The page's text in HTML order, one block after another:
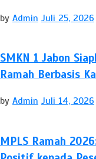
by Admin Juli 25, 2026
SMKN 1 Jabon
Ramah Berbasis
by Admin Juli 14, 2026
MPLS Ramah